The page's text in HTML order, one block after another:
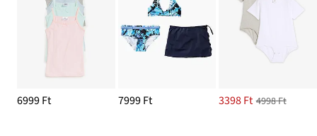
6999 Ft 7999 Ft 3398 Ft 4998 Ft